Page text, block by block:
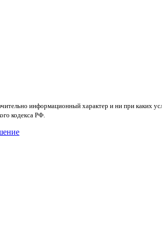
информационный характер и ни при каких
кодекса РФ.